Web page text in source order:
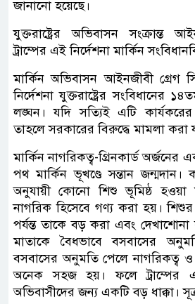
জানানো হয়েছে।
যুক্তরাষ্ট্রের অভিবাসন সংক্রান্ত
ট্রাম্পের এই নির্দেশনা মার্কিন
মার্কিন অভিবাসন আইনজীবী গ্রেগ
নির্দেশনা যুক্তরাষ্ট্রের সংবিধানের
লঙ্ঘন। যদি সত্যিই এটি
তাহলে সরকারের বিরুদ্ধে মামলা করা
মার্কিন নাগরিকত্ব-গ্রিনকার্ড
পথ মার্কিন ভূখণ্ডে সন্তান জন্মদান।
অনুযায়ী কোনো শিশু ভূমিষ্ঠ হওয়া
নাগরিক হিসেবে গণ্য করা হয়।
পর্যন্ত তাকে বড় করা এবং
মাতাকে বৈধভাবে বসবাসের
বসবাসের অনুমতি পেলে নাগরিকত্ব ও
অনেক সহজ হয়। ফলে ট্রাম্পের এই
অভিবাসীদের জন্য একটি বড় ধাক্কা।